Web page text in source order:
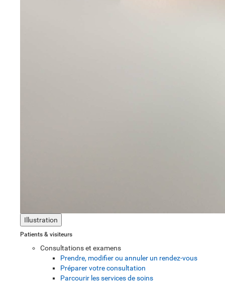
Illustration
Patients & visiteurs
Consultations et examens
Prendre, modifier ou annuler un rendez-vous
Préparer votre consultation
Parcourir les services de soins